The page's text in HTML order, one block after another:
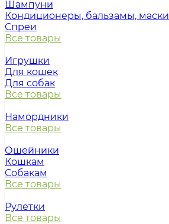
Шампуни
Кондиционеры, бальзамы, маски
Спреи
Все товары
Игрушки
Для кошек
Для собак
Все товары
Намордники
Все товары
Ошейники
Кошкам
Собакам
Все товары
Рулетки
Все товары